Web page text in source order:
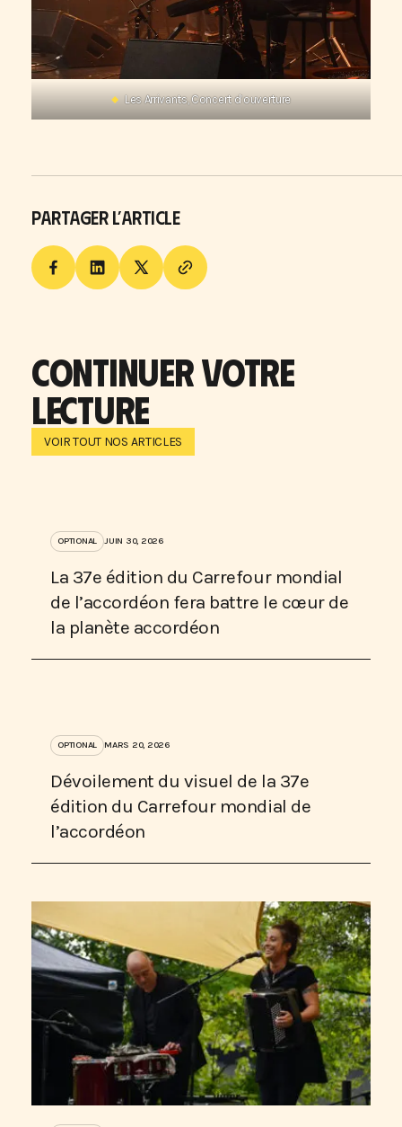
Les Arrivants, Concert d’ouverture
PARTAGER L’ARTICLE
CONTINUER VOTRE
LECTURE
VOIR TOUT NOS ARTICLES
OPTIONAL JUIN 30, 2026
La 37e édition du Carrefour mondial
de l’accordéon fera battre le cœur de
la planète accordéon
OPTIONAL MARS 20, 2026
Dévoilement du visuel de la 37e
édition du Carrefour mondial de
l’accordéon